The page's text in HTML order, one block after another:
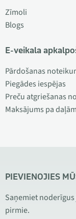
Zīmoli
Blogs
E-veikala
Pārdošanas
Piegādes iespējas
Preču atgriešanas
Maksājums pa daļām
PIEVIENOJIES
Saņemiet
pirmie.